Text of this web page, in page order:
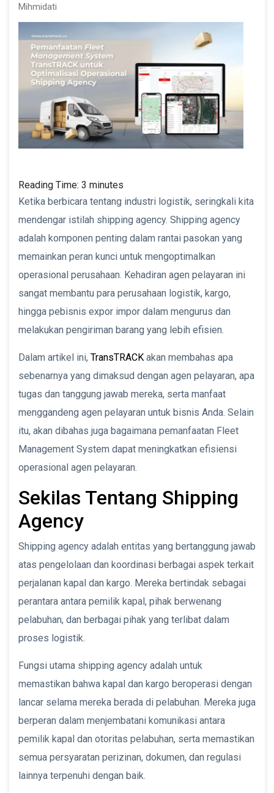
Mihmidati
Reading Time: 3 minutes
Ketika berbicara tentang industri logistik, seringkali kita
mendengar istilah shipping agency. Shipping agency
adalah komponen penting dalam rantai pasokan yang
memainkan peran kunci untuk mengoptimalkan
operasional perusahaan. Kehadiran agen pelayaran ini
sangat membantu para perusahaan logistik, kargo,
hingga pebisnis expor impor dalam mengurus dan
melakukan pengiriman barang yang lebih efisien.
Dalam artikel ini, TransTRACK akan membahas apa
sebenarnya yang dimaksud dengan agen pelayaran, apa
tugas dan tanggung jawab mereka, serta manfaat
menggandeng agen pelayaran untuk bisnis Anda. Selain
itu, akan dibahas juga bagaimana pemanfaatan Fleet
Management System dapat meningkatkan efisiensi
operasional agen pelayaran.
Sekilas Tentang Shipping
Agency
Shipping agency adalah entitas yang bertanggung jawab
atas pengelolaan dan koordinasi berbagai aspek terkait
perjalanan kapal dan kargo. Mereka bertindak sebagai
perantara antara pemilik kapal, pihak berwenang
pelabuhan, dan berbagai pihak yang terlibat dalam
proses logistik.
Fungsi utama shipping agency adalah untuk
memastikan bahwa kapal dan kargo beroperasi dengan
lancar selama mereka berada di pelabuhan. Mereka juga
berperan dalam menjembatani komunikasi antara
pemilik kapal dan otoritas pelabuhan, serta memastikan
semua persyaratan perizinan, dokumen, dan regulasi
lainnya terpenuhi dengan baik.